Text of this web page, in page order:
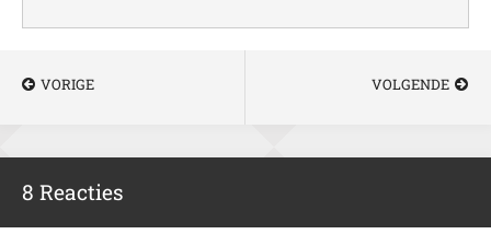
VORIGE VOLGENDE
8 Reacties